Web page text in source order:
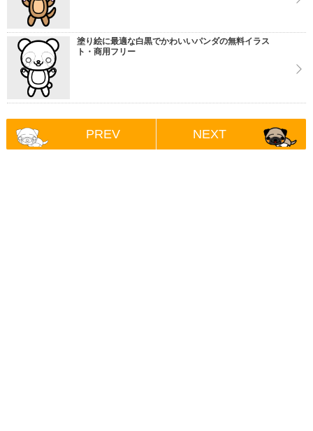
塗り絵に最適な白黒でかわいいパンダの無料イラス
ト・商用フリー
PREV NEXT